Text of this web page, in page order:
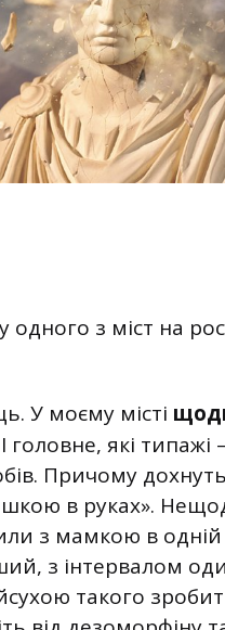
з міст на
У моєму місті
І головне, які типажі
Причому
в руках».
з мамкою в одній
з інтервалом
такого